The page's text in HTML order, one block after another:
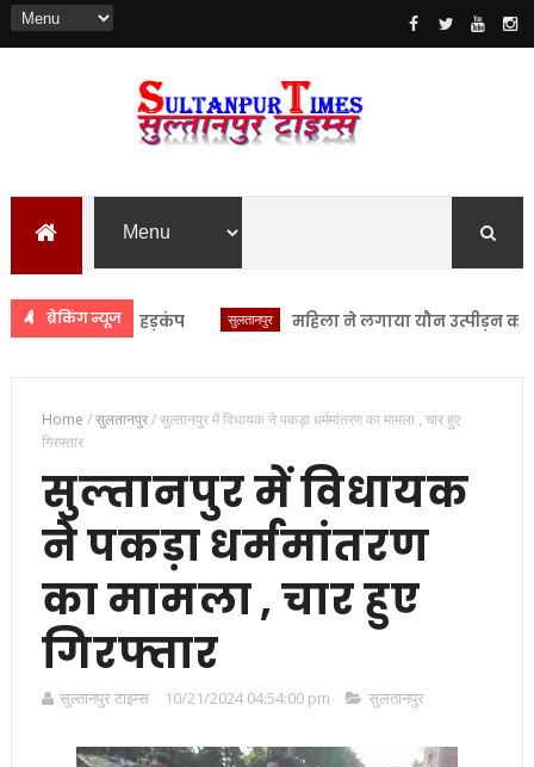
ब्रेकिंग न्यूज सुलतानपुर महिला ने लगाया यौन उत्पीड़न का आरोप
Home /सुलतानपुर/सुल्तानपुर में विधायक ने पकड़ा धर्ममांतरण का मामला , चार हुए
गिरफ्तार
सुल्तानपुर में विधायक
ने पकड़ा धर्ममांतरण
का मामला , चार हुए
गिरफ्तार
सुल्तानपुर टाइम्स 10/21/2024 04:54:00 pm सुलतानपुर